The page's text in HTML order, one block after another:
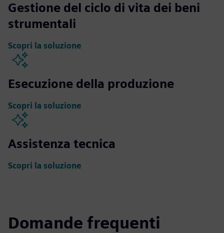
Gestione del ciclo di vita dei beni
strumentali
Scopri la soluzione
Esecuzione della produzione
Scopri la soluzione
Assistenza tecnica
Scopri la soluzione
Domande frequenti